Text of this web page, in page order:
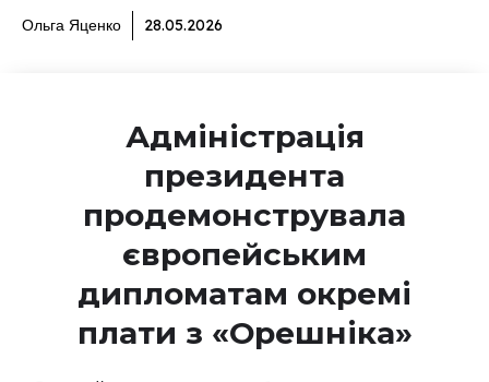
Ольга Яценко 28.05.2026
Адміністрація
президента
продемонструвала
європейським
дипломатам окремі
плати з «Орешніка»